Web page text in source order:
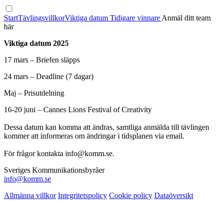
StartTävlingsvillkorViktiga datum Tidigare vinnare Anmäl ditt team
här
Viktiga datum 2025
17 mars – Briefen släpps
24 mars – Deadline (7 dagar)
Maj – Prisutdelning
16-20 juni – Cannes Lions Festival of Creativity
Dessa datum kan komma att ändras, samtliga anmälda till tävlingen
kommer att informeras om ändringar i tidsplanen via email.
För frågor kontakta info@komm.se.
Sveriges Kommunikationsbyråer
info@komm.se
Allmänna villkor Integritetspolicy Cookie policy Dataöversikt